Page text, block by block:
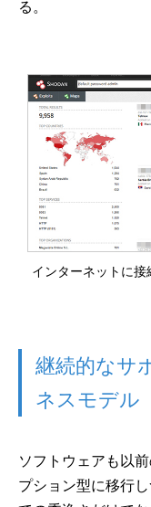
る。
インターネットに
継続的なサ
ネスモデル
ソフトウェアも以
プション型に移行